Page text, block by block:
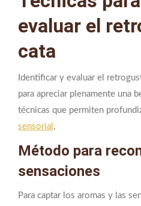
evaluar el
cata
Identificar y evaluar el
para apreciar plenamente una
técnicas que permiten
sensorial .
Método para
sensaciones
Para captar los aromas y las